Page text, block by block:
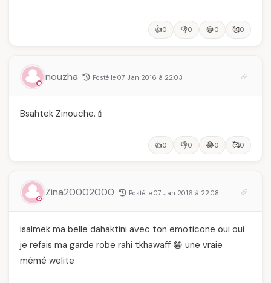
👍0 👎0 😂0 🥰0
nouzha Posté le 07 Jan 2016 à 22:03
Bsahtek Zinouche.💄
👍0 👎0 😂0 🥰0
Zina20002000 Posté le 07 Jan 2016 à 22:08
isalmek ma belle dahaktini avec ton emoticone oui oui
je refais ma garde robe rahi tkhawaff 😁 une vraie
mémé welite